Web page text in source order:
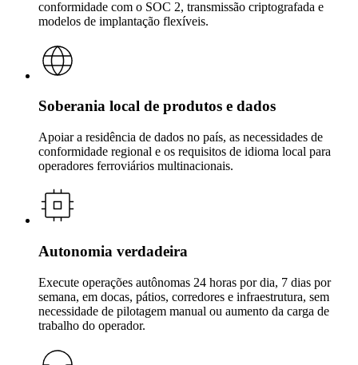
conformidade com o SOC 2, transmissão criptografada e
modelos de implantação flexíveis.
Soberania local de produtos e dados
Apoiar a residência de dados no país, as necessidades de
conformidade regional e os requisitos de idioma local para
operadores ferroviários multinacionais.
Autonomia verdadeira
Execute operações autônomas 24 horas por dia, 7 dias por
semana, em docas, pátios, corredores e infraestrutura, sem
necessidade de pilotagem manual ou aumento da carga de
trabalho do operador.